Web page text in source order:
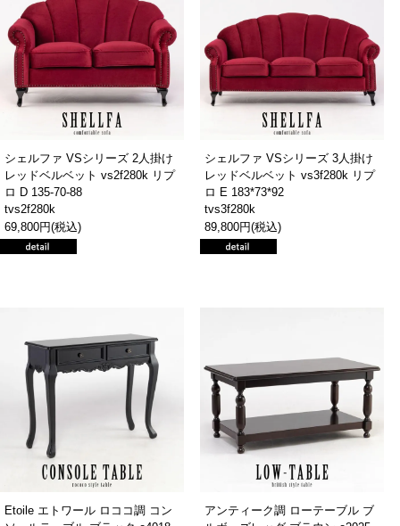
シェルファ VSシリーズ 2人掛け
レッドベルベット vs2f280k リプ
ロ D 135-70-88
tvs2f280k
69,800円(税込)
シェルファ VSシリーズ 3人掛け
レッドベルベット vs3f280k リプ
ロ E 183*73*92
tvs3f280k
89,800円(税込)
Etoile エトワール ロココ調 コン
アンティーク調 ローテーブル ブ